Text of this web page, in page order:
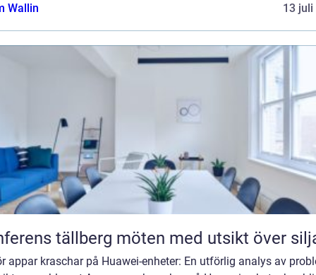
Wallin
13 juli
Konferens tällberg möten med utsikt över
appar kraschar på Huawei-enheter: En utförlig analys av